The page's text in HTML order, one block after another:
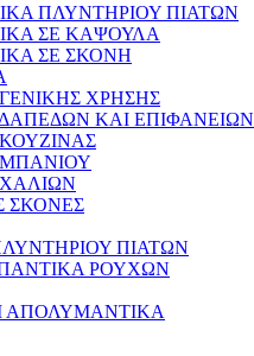
ΠΛΥΝΤΗΡΙΟΥ ΠΙΑΤΩΝ
ΣΕ ΚΑΨΟΥΛΑ
ΣΕ ΣΚΟΝΗ
ΧΡΗΣΗΣ
ΚΑΙ ΕΠΙΦΑΝΕΙΩΝ
ΜΠΑΝΙΟΥ
ΣΚΟΝΕΣ
ΠΙΑΤΩΝ
ΡΟΥΧΩΝ
ΑΠΟΛΥΜΑΝΤΙΚΑ